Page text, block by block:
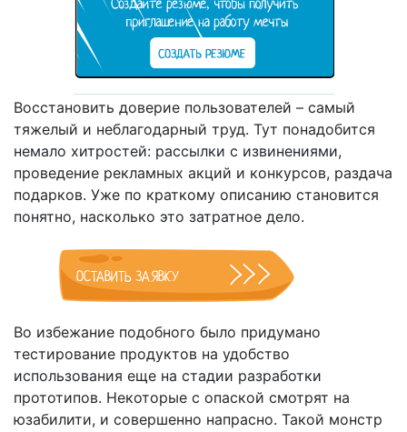
Восстановить доверие пользователей – самый
тяжелый и неблагодарный труд. Тут понадобится
немало хитростей: рассылки с извинениями,
проведение рекламных акций и конкурсов, раздача
подарков. Уже по краткому описанию становится
понятно, насколько это затратное дело.
ОСТАВИТЬ ЗАЯВКУ
Во избежание подобного было придумано
тестирование продуктов на удобство
использования еще на стадии разработки
прототипов. Некоторые с опаской смотрят на
юзабилити, и совершенно напрасно. Такой монстр